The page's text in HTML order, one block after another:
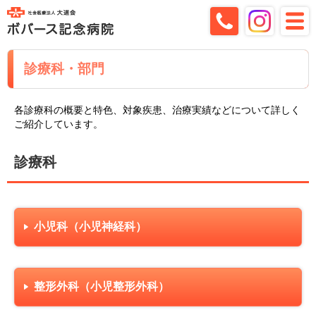
診療科・部門
各診療科の概要と特色、対象疾患、治療実績などについて詳しく
ご紹介しています。
診療科
小児科（小児神経科）
整形外科（小児整形外科）